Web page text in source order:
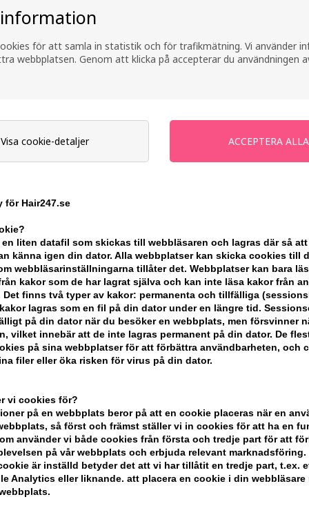
för att samla in statistik och för trafikmätning. Vi använder
webbplatsen. Genom att klicka på accepterar du användningen
Visa cookie-detaljer
för Hair247.se
en liten datafil som skickas till webbläsaren och lagras där så att
känna igen din dator. Alla webbplatser kan skicka cookies till
webbläsarinställningarna tillåter det. Webbplatser kan bara
kakor som de har lagrat själva och kan inte läsa kakor från
Det finns två typer av kakor: permanenta och tillfälliga
lagras som en fil på din dator under en längre tid.
på din dator när du besöker en webbplats, men försvinner
vilket innebär att de inte lagras permanent på din dator. De
på sina webbplatser för att förbättra användbarheten, och
filer eller öka risken för virus på din dator.
vi cookies för?
på en webbplats beror på att en cookie placeras när en
så först och främst ställer vi in ​​cookies för att ha en
använder vi både cookies från första och tredje part för att
på vår webbplats och erbjuda relevant marknadsföring.
är inställd betyder det att vi har tillåtit en tredje part, t.ex.
Analytics eller liknande. att placera en cookie i din webbläsare
30.07.26 -